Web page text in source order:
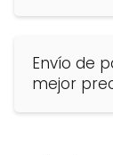
Envío de
mejor